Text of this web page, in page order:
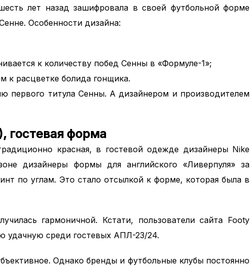
лет назад зашифровала в своей футбольной форме
Особенности дизайна:
к количеству побед Сенны в «Формуле-1»;
к расцветке болида гонщика.
первого титула Сенны. А дизайнером и производителем
гостевая форма
красная, в гостевой одежде дизайнеры Nike
дизайнеры формы для английского «Ливерпуля» за
по углам. Это стало отсылкой к форме, которая была в
гармоничной. Кстати, пользователи сайта Footy
удачную среди гостевых АПЛ-23/24.
Однако бренды и футбольные клубы постоянно